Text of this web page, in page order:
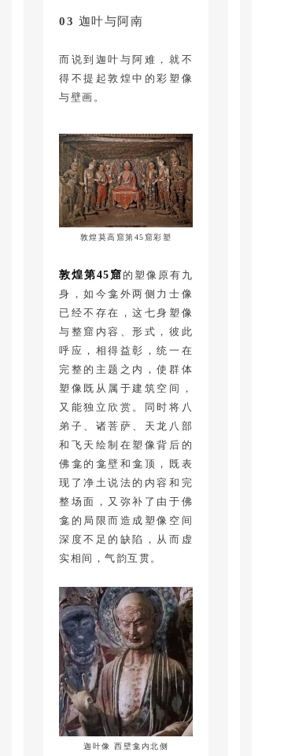
03 迦叶与阿南
而说到迦叶与阿难，就不
得不提起敦煌中的彩塑像
与壁画。
敦煌莫高窟第45窟彩塑
敦煌第45窟 的塑像原有九
身，如今龛外两侧力士像
已经不存在，这七身塑像
与整窟内容、形式，彼此
呼应，相得益彰，统一在
完整的主题之内，使群体
塑像既从属于建筑空间，
又能独立欣赏。同时将八
弟子、诸菩萨、天龙八部
和飞天绘制在塑像背后的
佛龛的龛壁和龛顶，既表
现了净土说法的内容和完
整场面，又弥补了由于佛
龛的局限而造成塑像空间
深度不足的缺陷，从而虚
实相间，气韵互贯。
迦叶像 西壁龛内北侧